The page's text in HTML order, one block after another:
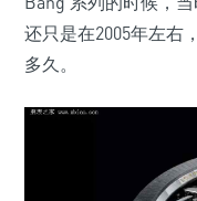
还只是在2005年左右
多久。